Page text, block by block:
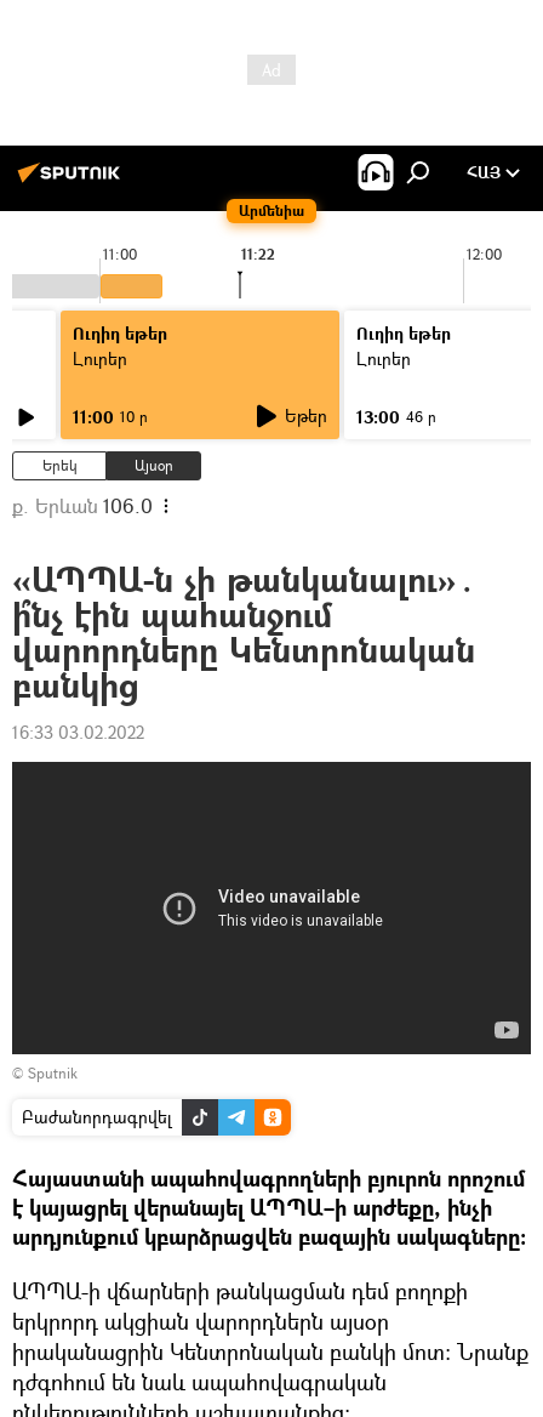
Արմենիա
ՀԱՅ
11:00 12:00
11:22
Ուղիղ եթեր
Լուրեր
11:00 10 ր Եթեր
Ուղիղ եթեր
Լուրեր
13:00 46 ր
Երեկ Այսօր
ք. Երևան 106.0
«ԱՊՊԱ-ն չի թանկանալու»․
ի՞նչ էին պահանջում
վարորդները Կենտրոնական
բանկից
16:33 03.02.2022
© Sputnik
Բաժանորդագրվել
Հայաստանի ապահովագրողների բյուրոն որոշում
է կայացրել վերանայել ԱՊՊԱ–ի արժեքը, ինչի
արդյունքում կբարձրացվեն բազային սակագները։
ԱՊՊԱ-ի վճարների թանկացման դեմ բողոքի
երկրորդ ակցիան վարորդներն այսօր
իրականացրին Կենտրոնական բանկի մոտ։ Նրանք
դժգոհում են նաև ապահովագրական